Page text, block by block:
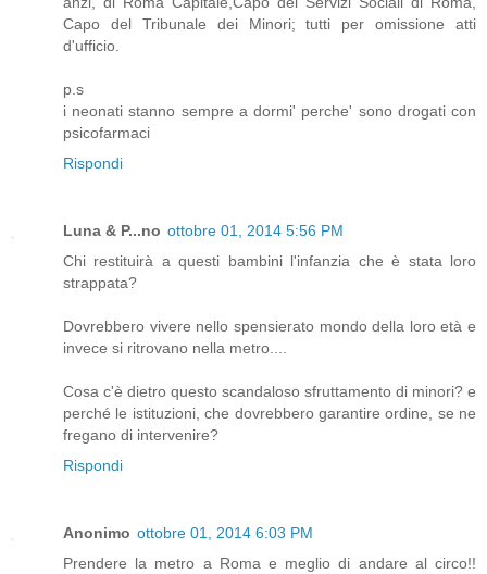
Capo del Tribunale dei Minori; tutti per omissione atti
d'ufficio.
p.s
i neonati stanno sempre a dormi' perche' sono drogati con
psicofarmaci
Rispondi
Luna & P...no ottobre 01, 2014 5:56 PM
Chi restituirà a questi bambini l'infanzia che è stata loro
strappata?
Dovrebbero vivere nello spensierato mondo della loro età e
invece si ritrovano nella metro....
Cosa c'è dietro questo scandaloso sfruttamento di minori? e
perché le istituzioni, che dovrebbero garantire ordine, se ne
fregano di intervenire?
Rispondi
Anonimo ottobre 01, 2014 6:03 PM
Prendere la metro a Roma e meglio di andare al circo!!